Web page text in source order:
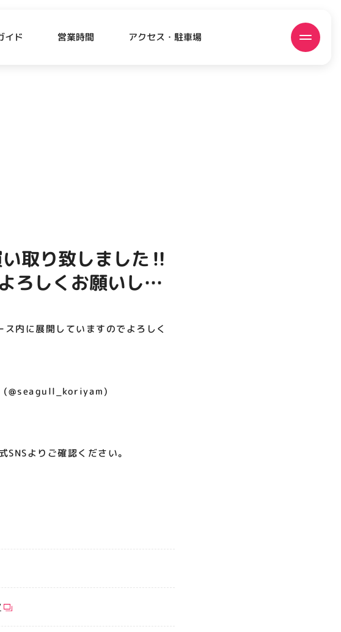
イド 営業時間 アクセス・駐車場
EVENT
呪術廻戦PLAZA
EVENT
店頭キッチンカースペース 出店
カレンダー
EVENT
お祭りBBQビアガーデン 屋上
で好評営業中！
CAMPAIGN
ヨドバシカメラ 平日限定1時
間駐車サービス
CAMPAIGN
プレミアム駐車サービス [4～
8F専門店対象]
取り致しました‼️
ろしくお願いしま
内に展開していますのでよろしく
(@seagull_koriyam)
よりご確認ください。